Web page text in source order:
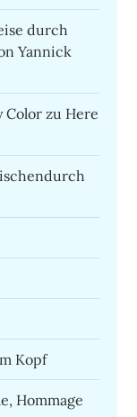
durch
Yannick
Color zu Here
Kopf
Hommage